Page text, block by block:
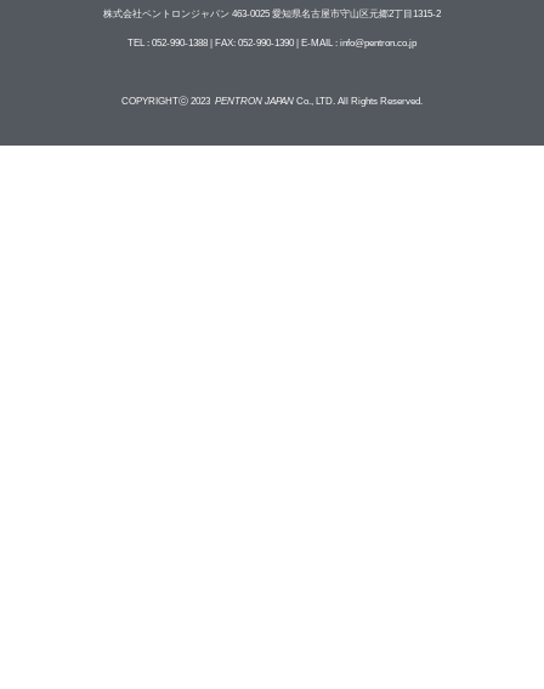
株式会社ペントロンジャパン 463-0025 愛知県名古屋市守山区元郷2丁目1315‐2
TEL : 052-990-1388 | FAX: 052-990-1390 | E-MAIL : info@pentron.co.jp
COPYRIGHTⓒ 2023 PENTRON JAPAN Co., LTD. All Rights Reserved.